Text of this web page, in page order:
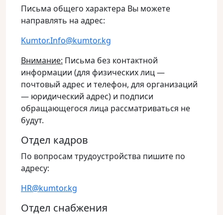
Письма общего характера Вы можете
направлять на адрес:
Kumtor.Info@kumtor.kg
Внимание: Письма без контактной
информации (для физических лиц —
почтовый адрес и телефон, для организаций
— юридический адрес) и подписи
обращающегося лица рассматриваться не
будут.
Отдел кадров
По вопросам трудоустройства пишите по
адресу:
HR@kumtor.kg
Отдел снабжения